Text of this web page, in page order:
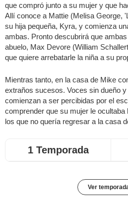
que compró junto a su mujer y que
Allí conoce a Mattie (Melisa George,
su hija pequeña, Kyra, y comienza
ambas. Pronto descubrirá que
abuelo, Max Devore (William
que quiere arrebatarle la niña a su
Mientras tanto, en la casa de Mike
extraños sucesos. Voces sin dueño
comienzan a ser percibidas por el
comprender que su mujer le
los que no quería regresar a la casa
1 Temporada
Ver